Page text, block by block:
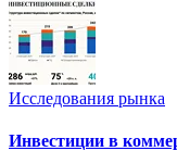
Исследования рынка
Инвестиции в